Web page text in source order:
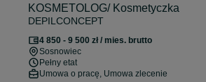
KOSMETOLOG/ Kosmetyczka
DEPILCONCEPT
4 850 - 9 500 zł / mies. brutto
Sosnowiec
Pełny etat
Umowa o pracę, Umowa zlecenie